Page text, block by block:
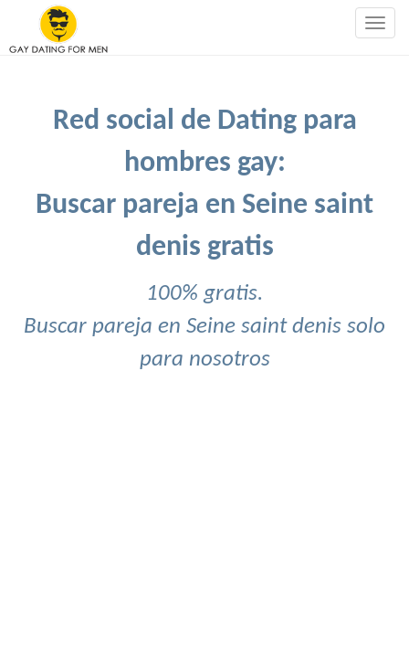
Red social de Dating para
hombres gay:
Buscar pareja en Seine saint
denis gratis
100% gratis.
Buscar pareja en Seine saint denis solo
para nosotros